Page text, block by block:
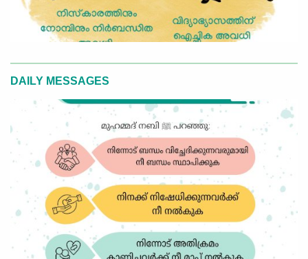
DAILY MESSAGES